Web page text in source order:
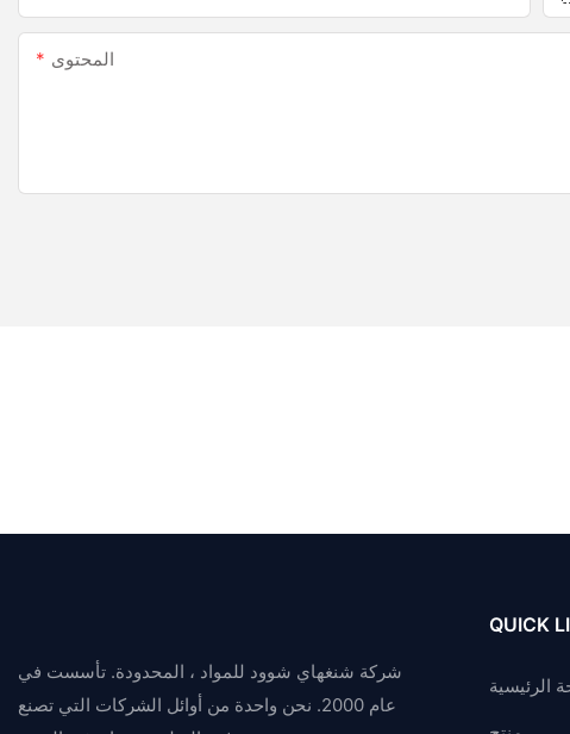
المحتوى
شركة شنغهاي شوود للمواد ، المحدودة. تأسست في
عام 2000. نحن واحدة من أوائل الشركات التي تصنع
QUICK
الرئيسية